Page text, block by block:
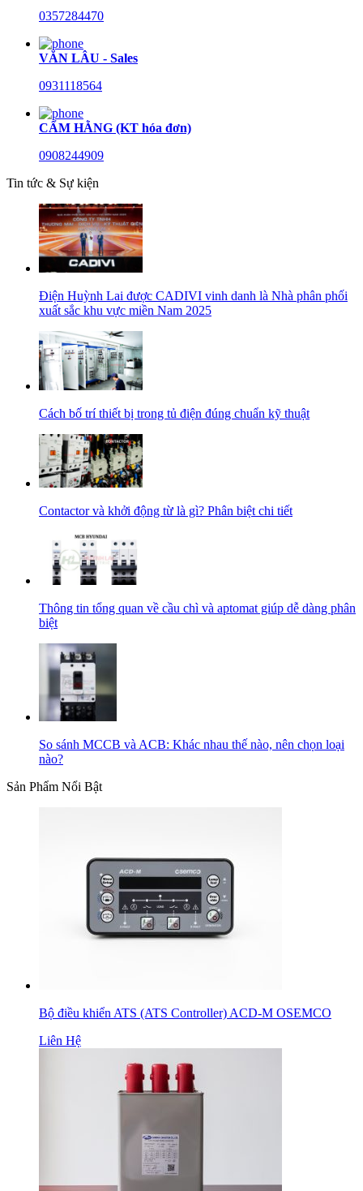
0357284470
VĂN LÂU - Sales
0931118564
CẨM HẰNG (KT hóa đơn)
0908244909
Tin tức & Sự kiện
Điện Huỳnh Lai được CADIVI vinh danh là Nhà phân phối
xuất sắc khu vực miền Nam 2025
Cách bố trí thiết bị trong tủ điện đúng chuẩn kỹ thuật
Contactor và khởi động từ là gì? Phân biệt chi tiết
Thông tin tổng quan về cầu chì và aptomat giúp dễ dàng phân
biệt
So sánh MCCB và ACB: Khác nhau thế nào, nên chọn loại
nào?
Sản Phẩm Nổi Bật
Bộ điều khiển ATS (ATS Controller) ACD-M OSEMCO
Liên Hệ